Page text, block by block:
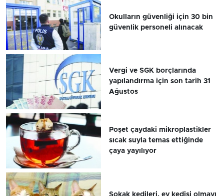
Okulların güvenliği için 30 bin
güvenlik personeli alınacak
Vergi ve SGK borçlarında
yapılandırma için son tarih 31
Ağustos
Poşet çaydaki mikroplastikler
sıcak suyla temas ettiğinde
çaya yayılıyor
Sokak kedileri, ev kedisi olmayı